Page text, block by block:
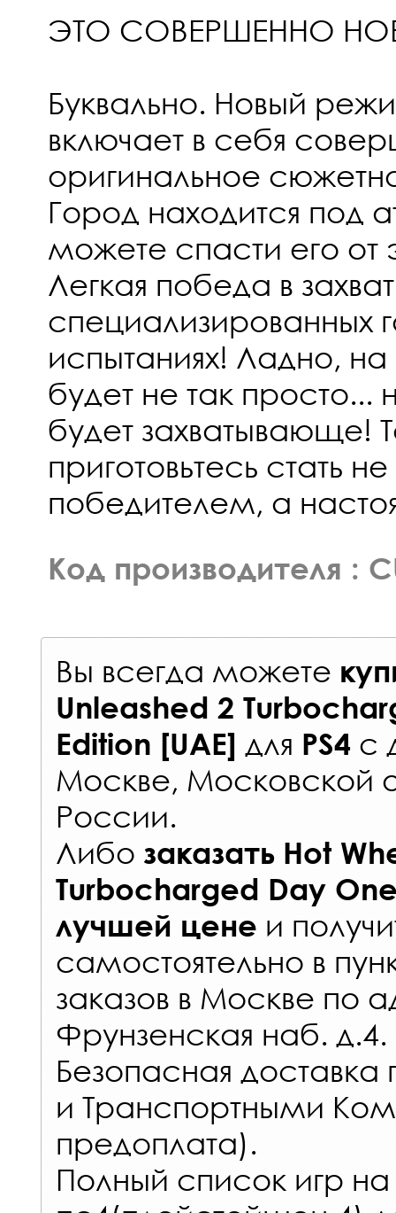
ЭТО СОВЕРШЕННО
Буквально. Новый
включает в себя
оригинальное
Город находится под
можете спасти его от
Легкая победа в
специализированных
испытаниях! Ладно,
будет не так просто...
будет захватывающе!
приготовьтесь стать
победителем, а
Код производителя :
Вы всегда можете
Unleashed 2
Edition [UAE] для PS4 с
Москве, Московской
России.
Либо заказать Hot
Turbocharged Day
лучшей цене и
самостоятельно в
заказов в Москве по
Фрунзенская наб. д.4.
Безопасная
и Транспортными
предоплата).
Полный список игр на